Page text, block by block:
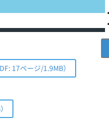
17ページ/1.9MB）